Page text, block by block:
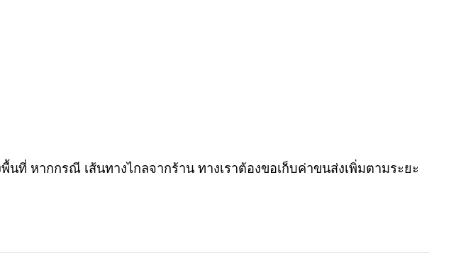
หากกรณี เส้นทางไกลจากร้าน ทางเราต้องขอเก็บค่าขนส่งเพิ่มตามระยะ